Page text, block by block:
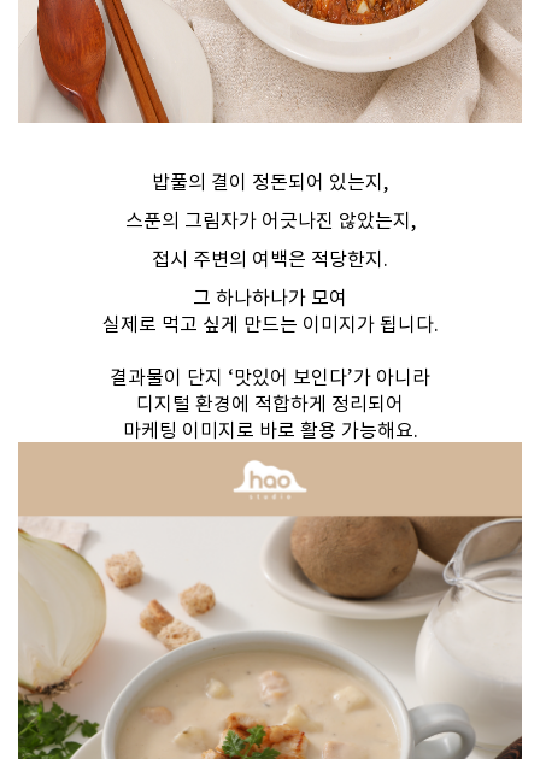
밥풀의 결이 정돈되어 있는지,​
스푼의 그림자가 어긋나진 않았는지,​
접시 주변의 여백은 적당한지.
​그 하나하나가 모여
실제로 먹고 싶게 만드는 이미지가 됩니다.
결과물이 단지 ‘맛있어 보인다’가 아니라
디지털 환경에 적합하게 정리되어
마케팅 이미지로 바로 활용 가능해요.